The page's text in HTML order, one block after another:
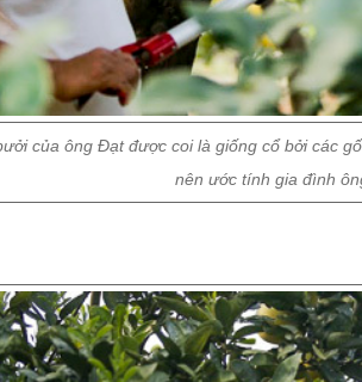
của ông Đạt được coi là giống cổ bởi các
nên ước tính gia đình